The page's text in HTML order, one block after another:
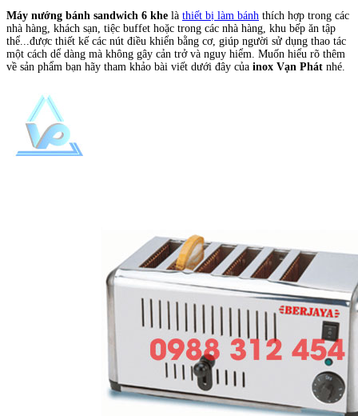
Máy nướng bánh sandwich 6 khe là thiết bị làm bánh thích hợp trong các
nhà hàng, khách sạn, tiệc buffet hoặc trong các nhà hàng, khu bếp ăn tập
thể...được thiết kế các nút điều khiển bằng cơ, giúp người sử dụng thao tác
một cách dể dàng mà không gây cản trở và nguy hiểm. Muốn hiểu rõ thêm
về sản phẩm bạn hãy tham khảo bài viết dưới đây của inox Vạn Phát nhé.